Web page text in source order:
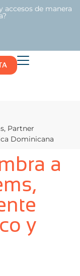
accesos de manera
Partner
Dominicana
a
y